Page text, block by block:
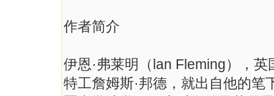
作者简介
伊恩·弗莱明（lan Fleming），
特工詹姆斯·邦德，就出自他的